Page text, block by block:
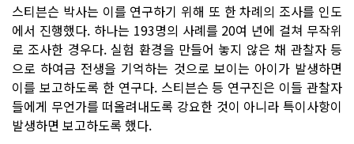
스티븐슨 박사는 이를 연구하기 위해 또 한 차례의 조사를 인도
에서 진행했다. 하나는 193명의 사례를 20여 년에 걸쳐 무작위
로 조사한 경우다. 실험 환경을 만들어 놓지 않은 채 관찰자 등
으로 하여금 전생을 기억하는 것으로 보이는 아이가 발생하면
이를 보고하도록 한 연구다. 스티븐슨 등 연구진은 이들 관찰자
들에게 무언가를 떠올려내도록 강요한 것이 아니라 특이사항이
발생하면 보고하도록 했다.